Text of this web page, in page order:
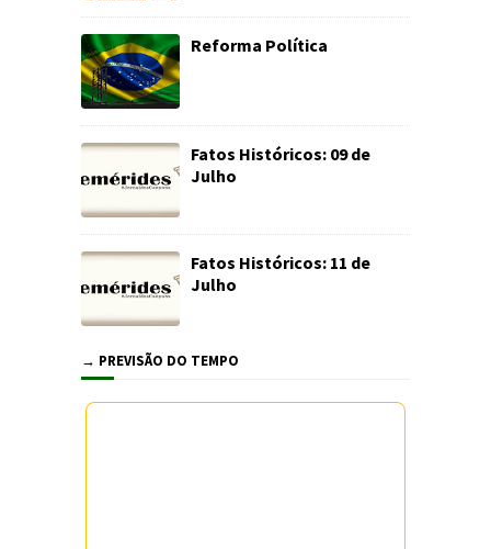
Reforma Política
Fatos Históricos: 09 de
Julho
Fatos Históricos: 11 de
Julho
→ PREVISÃO DO TEMPO